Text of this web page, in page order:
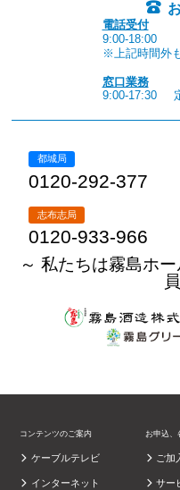
電話受付
9:00-18:00
※上記時間外
窓口業務
9:00-17:30
都城局
0120-292-377
志布志局
0120-933-966
～ 私たちは霧島ホ
コンテンツのご案内
ケーブルテレビ
インターネット
お申込、
ご加
サー